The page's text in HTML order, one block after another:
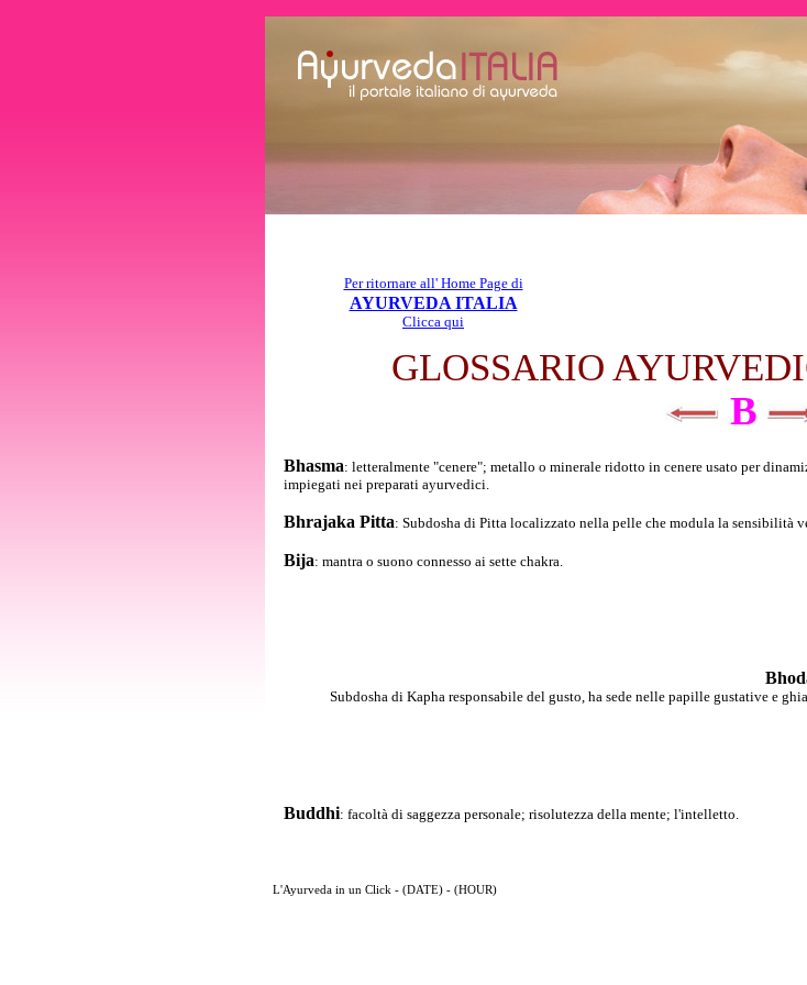
Per ritornare all' Home Page di
AYURVEDA ITALIA
Clicca qui
GLOSSARIO
B
Bhasma: letteralmente "cenere"; metallo o minerale ridotto in cenere usato per
impiegati nei preparati ayurvedici.
Bhrajaka Pitta: Subdosha di Pitta localizzato nella pelle che modula la sensibilità
Bija: mantra o suono connesso ai sette chakra.
Subdosha di Kapha responsabile del gusto, ha sede nelle papille gustative e
Buddhi: facoltà di saggezza personale; risolutezza della mente; l'intelletto.
L'Ayurveda in un Click - (DATE) - (HOUR)